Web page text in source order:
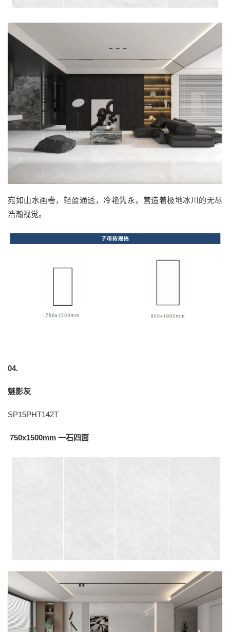
宛如山水画卷，轻盈通透，冷艳隽永，营造着极地冰川的无尽
浩瀚视觉。
04.
魅影灰
SP15PHT142T
750x1500mm 一石四面